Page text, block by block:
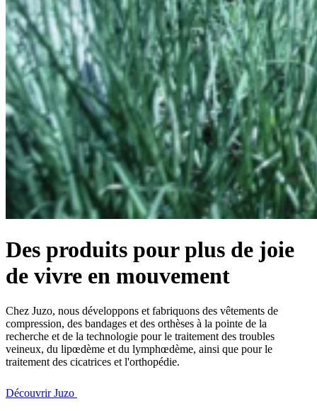
Des produits pour plus de joie
de vivre en mouvement
Chez Juzo, nous développons et fabriquons des vêtements de
compression, des bandages et des orthèses à la pointe de la
recherche et de la technologie pour le traitement des troubles
veineux, du lipœdème et du lymphœdème, ainsi que pour le
traitement des cicatrices et l'orthopédie.
Découvrir Juzo